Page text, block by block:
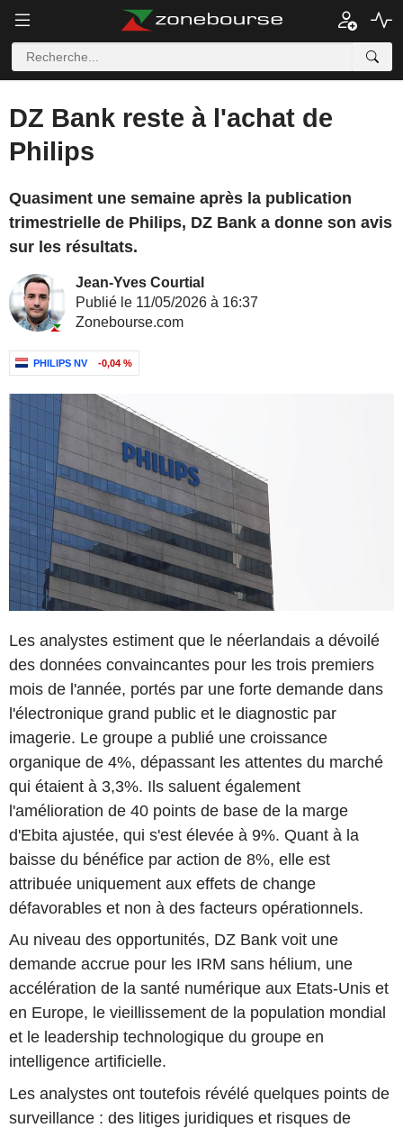
DZ Bank reste à l'achat de
Philips
Quasiment une semaine après la publication
trimestrielle de Philips, DZ Bank a donne son avis
sur les résultats.
Jean-Yves Courtial
Publié le 11/05/2026 à 16:37
Zonebourse.com
PHILIPS NV -0,04 %
Les analystes estiment que le néerlandais a dévoilé
des données convaincantes pour les trois premiers
mois de l'année, portés par une forte demande dans
l'électronique grand public et le diagnostic par
imagerie. Le groupe a publié une croissance
organique de 4%, dépassant les attentes du marché
qui étaient à 3,3%. Ils saluent également
l'amélioration de 40 points de base de la marge
d'Ebita ajustée, qui s'est élevée à 9%. Quant à la
baisse du bénéfice par action de 8%, elle est
attribuée uniquement aux effets de change
défavorables et non à des facteurs opérationnels.
Au niveau des opportunités, DZ Bank voit une
demande accrue pour les IRM sans hélium, une
accélération de la santé numérique aux Etats-Unis et
en Europe, le vieillissement de la population mondial
et le leadership technologique du groupe en
intelligence artificielle.
Les analystes ont toutefois révélé quelques points de
surveillance : des litiges juridiques et risques de